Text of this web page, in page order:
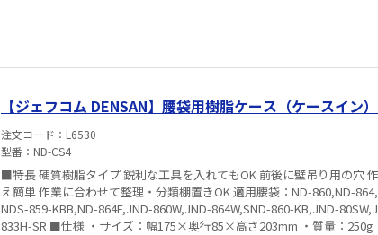
【ジェフコム DENSAN】腰袋用樹脂ケース（ケースイン
注文コード
L6530
型番
ND-CS4
■特長 硬質樹脂タイプ 鋭利な工具を入れてもOK 前後に壁吊り用の穴
え簡単 作業に合わせて整理・分類棚置きOK 適用腰袋：ND-860,ND-864,NDS-860-KBB,NDS-864-KBB,
NDS-859-KBB,ND-864F,JND-860W,JND-864W,SND-860-KB,JND-
833H-SR ■仕様 ・サイズ：幅175×奥行85×高さ203mm ・質量：